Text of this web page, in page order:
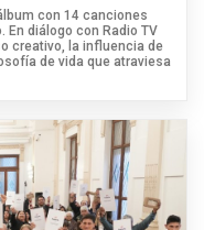
con 14 canciones
diálogo con Radio TV
creativo, la influencia de
de vida que atraviesa